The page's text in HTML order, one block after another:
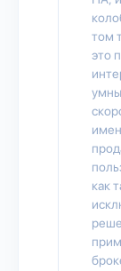
том
это
как